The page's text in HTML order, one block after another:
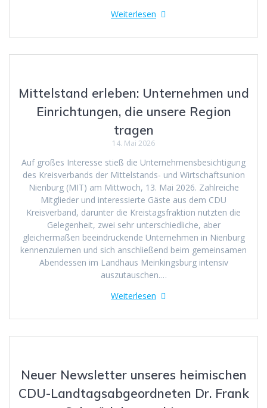
Weiterlesen
Mittelstand erleben: Unternehmen und
Einrichtungen, die unsere Region
tragen
14. Mai 2026
Auf großes Interesse stieß die Unternehmensbesichtigung
des Kreisverbands der Mittelstands- und Wirtschaftsunion
Nienburg (MIT) am Mittwoch, 13. Mai 2026. Zahlreiche
Mitglieder und interessierte Gäste aus dem CDU
Kreisverband, darunter die Kreistagsfraktion nutzten die
Gelegenheit, zwei sehr unterschiedliche, aber
gleichermaßen beeindruckende Unternehmen in Nienburg
kennenzulernen und sich anschließend beim gemeinsamen
Abendessen im Landhaus Meinkingsburg intensiv
auszutauschen.…
Weiterlesen
Neuer Newsletter unseres heimischen
CDU-Landtagsabgeordneten Dr. Frank